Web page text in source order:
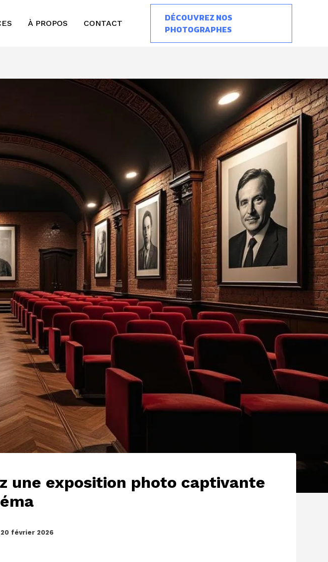
À PROPOS CONTACT
DÉCOUVREZ NOS
PHOTOGRAPHES
une exposition photo captivante
20 février 2026